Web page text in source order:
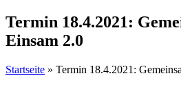
Termin 18.4.2021:
Einsam 2.0
Startseite » Termin 18.4.2021: